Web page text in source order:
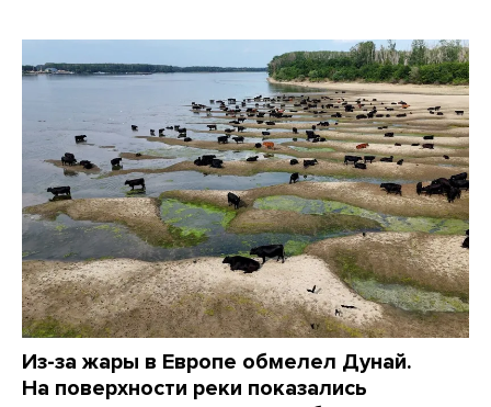
Из-за жары в Европе обмелел Дунай.
На поверхности реки показались